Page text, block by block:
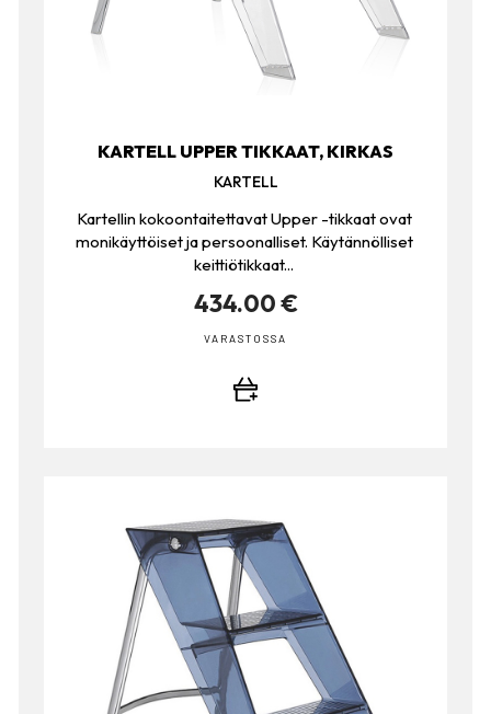
KARTELL UPPER TIKKAAT, KIRKAS
KARTELL
Kartellin kokoontaitettavat Upper -tikkaat ovat
monikäyttöiset ja persoonalliset. Käytännölliset
keittiötikkaat...
434.00 €
VARASTOSSA